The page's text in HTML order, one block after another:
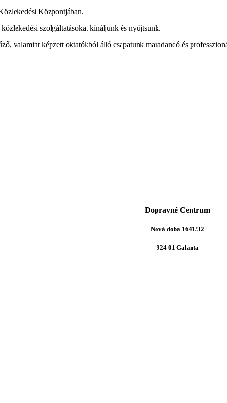
Központjában.
szolgáltatásokat kínáljunk és nyújtsunk.
valamint képzett oktatókból álló csapatunk maradandó és
Dopravné Centrum
Nová doba 1641/32
924 01 Galanta